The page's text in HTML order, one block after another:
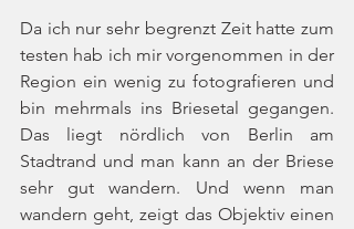
Da ich nur sehr begrenzt Zeit hatte zum
testen hab ich mir vorgenommen in der
Region ein wenig zu fotografieren und
bin mehrmals ins Briesetal gegangen.
Das liegt nördlich von Berlin am
Stadtrand und man kann an der Briese
sehr gut wandern. Und wenn man
wandern geht, zeigt das Objektiv einen